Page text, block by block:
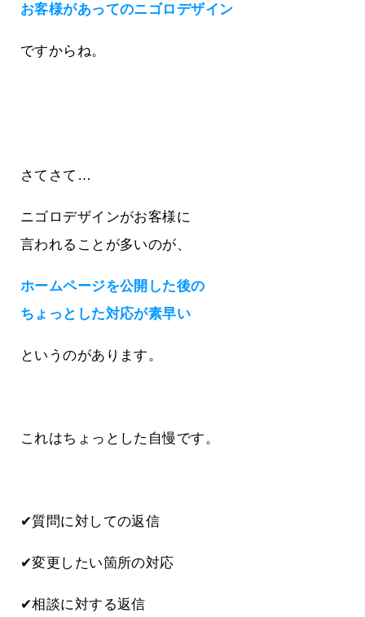
お客様があってのニゴロデザイン
ですからね。
さてさて…
ニゴロデザインがお客様に
言われることが多いのが、
ホームページを公開した後の
ちょっとした対応が素早い
というのがあります。
これはちょっとした自慢です。
✔質問に対しての返信
✔変更したい箇所の対応
✔相談に対する返信